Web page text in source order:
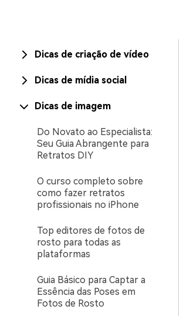
Dicas de criação de vídeo
Dicas de mídia social
Dicas de imagem
Do Novato ao Especialista:
Seu Guia Abrangente para
Retratos DIY
O curso completo sobre
como fazer retratos
profissionais no iPhone
Top editores de fotos de
rosto para todas as
plataformas
Guia Básico para Captar a
Essência das Poses em
Fotos de Rosto